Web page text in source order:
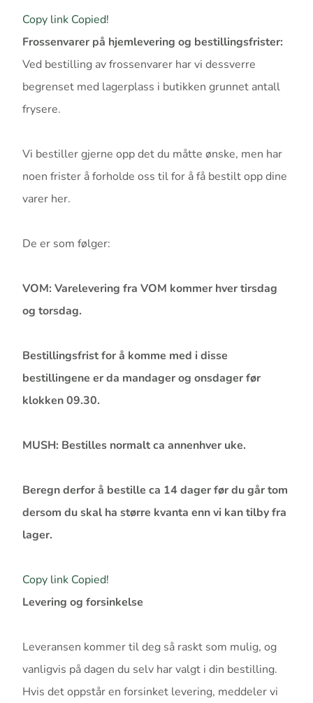
Copy link Copied!
Frossenvarer på hjemlevering og bestillingsfrister:
Ved bestilling av frossenvarer har vi dessverre
begrenset med lagerplass i butikken grunnet antall
frysere.
Vi bestiller gjerne opp det du måtte ønske, men har
noen frister å forholde oss til for å få bestilt opp dine
varer her.
De er som følger:
VOM: Varelevering fra VOM kommer hver tirsdag
og torsdag.
Bestillingsfrist for å komme med i disse
bestillingene er da mandager og onsdager før
klokken 09.30.
MUSH: Bestilles normalt ca annenhver uke.
Beregn derfor å bestille ca 14 dager før du går tom
dersom du skal ha større kvanta enn vi kan tilby fra
lager.
Copy link Copied!
Levering og forsinkelse
Leveransen kommer til deg så raskt som mulig, og
vanligvis på dagen du selv har valgt i din bestilling.
Hvis det oppstår en forsinket levering, meddeler vi